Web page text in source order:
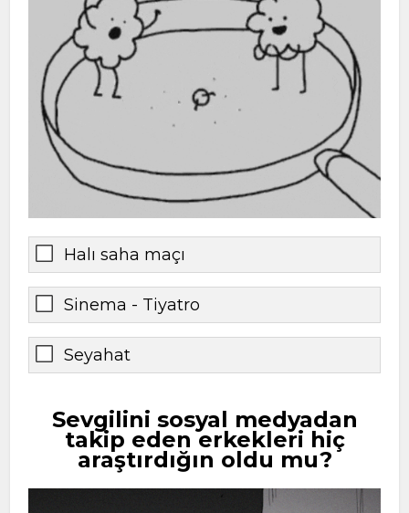
Halı saha maçı
Sinema - Tiyatro
Seyahat
Sevgilini sosyal medyadan
takip eden erkekleri hiç
araştırdığın oldu mu?